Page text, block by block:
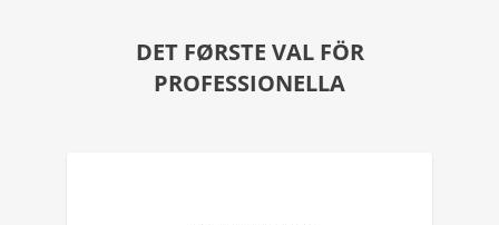
DET FØRSTE VAL FÖR
PROFESSIONELLA